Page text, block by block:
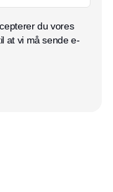
du vores
at vi må sende e-